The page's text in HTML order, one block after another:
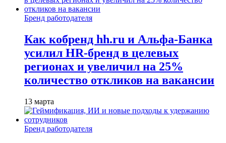
Бренд работодателя
Как кобренд hh.ru и Альфа-Банка
усилил HR-бренд в целевых
регионах и увеличил на 25%
количество откликов на вакансии
13 марта
Бренд работодателя